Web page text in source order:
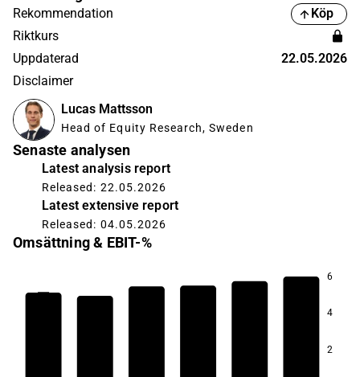
Rekommendation
Köp
Riktkurs
Uppdaterad
22.05.2026
Disclaimer
Lucas Mattsson
Head of Equity Research, Sweden
Senaste analysen
Latest analysis report
Released: 22.05.2026
Latest extensive report
Released: 04.05.2026
Omsättning & EBIT-%
6
4
2